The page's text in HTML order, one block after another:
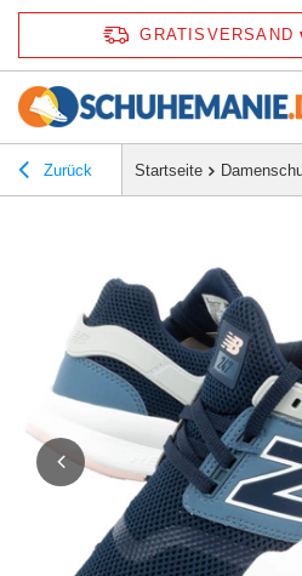
GRATISVERSAND
Zurück Startseite